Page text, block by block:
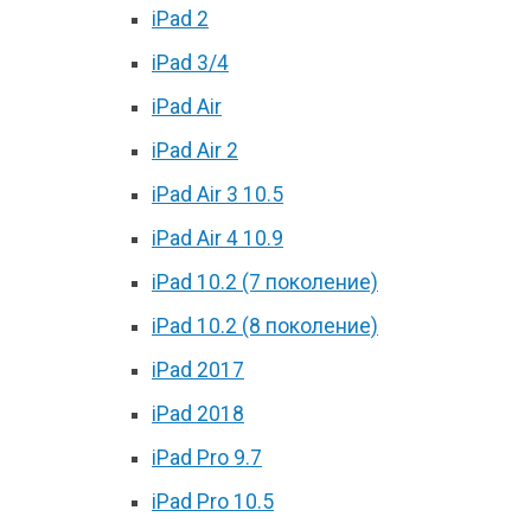
iPad 2
iPad 3/4
iPad Air
iPad Air 2
iPad Air 3 10.5
iPad Air 4 10.9
iPad 10.2 (7 поколение)
iPad 10.2 (8 поколение)
iPad 2017
iPad 2018
iPad Pro 9.7
iPad Pro 10.5